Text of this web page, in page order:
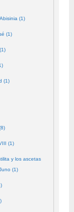
(1)
(1)
(1)
(1)
y los ascetas
(1)